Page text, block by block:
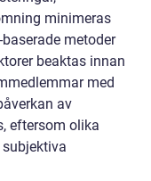
minimeras
metoder
beaktas innan
med
av
eftersom olika